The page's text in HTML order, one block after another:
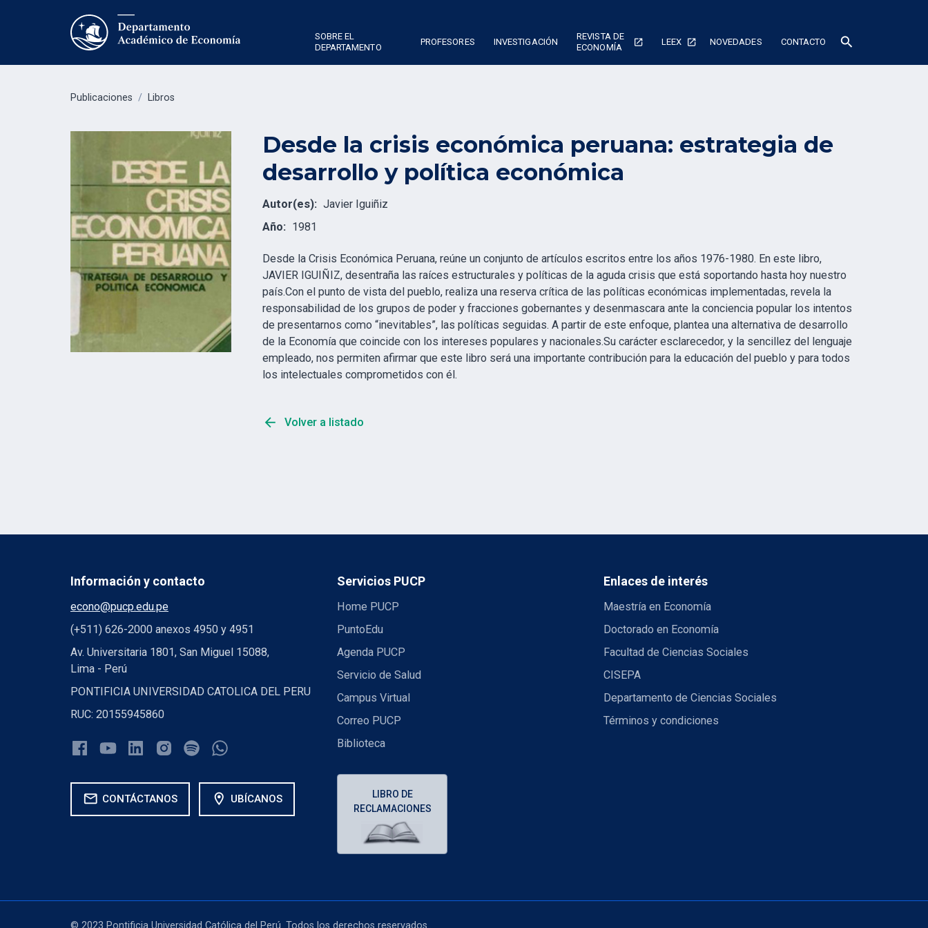
SOBRE EL
DEPARTAMENTO
PROFESORES INVESTIGACIÓN
REVISTA DE
ECONOMÍA
LEEX NOVEDADES CONTACTO search
Publicaciones / Libros
Desde la crisis económica peruana: estrategia de
desarrollo y política económica
Autor(es): Javier Iguiñiz
Año: 1981
Desde la Crisis Económica Peruana, reúne un conjunto de artículos escritos entre los años 1976-1980. En este libro,
JAVIER IGUIÑIZ, desentraña las raíces estructurales y políticas de la aguda crisis que está soportando hasta hoy nuestro
país.Con el punto de vista del pueblo, realiza una reserva crítica de las políticas económicas implementadas, revela la
responsabilidad de los grupos de poder y fracciones gobernantes y desenmascara ante la conciencia popular los intentos
de presentarnos como “inevitables”, las políticas seguidas. A partir de este enfoque, plantea una alternativa de desarrollo
de la Economía que coincide con los intereses populares y nacionales.Su carácter esclarecedor, y la sencillez del lenguaje
empleado, nos permiten afirmar que este libro será una importante contribución para la educación del pueblo y para todos
los intelectuales comprometidos con él.
arrow_back Volver a listado
Información y contacto
econo@pucp.edu.pe
(+511) 626-2000 anexos 4950 y 4951
Av. Universitaria 1801, San Miguel 15088,
Lima - Perú
PONTIFICIA UNIVERSIDAD CATOLICA DEL PERU
RUC: 20155945860
mail CONTÁCTANOS location_on UBÍCANOS
Servicios PUCP
Home PUCP
PuntoEdu
Agenda PUCP
Servicio de Salud
Campus Virtual
Correo PUCP
Biblioteca
LIBRO DE
RECLAMACIONES
Enlaces de interés
Maestría en Economía
Doctorado en Economía
Facultad de Ciencias Sociales
CISEPA
Departamento de Ciencias Sociales
Términos y condiciones
© 2023 Pontificia Universidad Católica del Perú. Todos los derechos reservados..